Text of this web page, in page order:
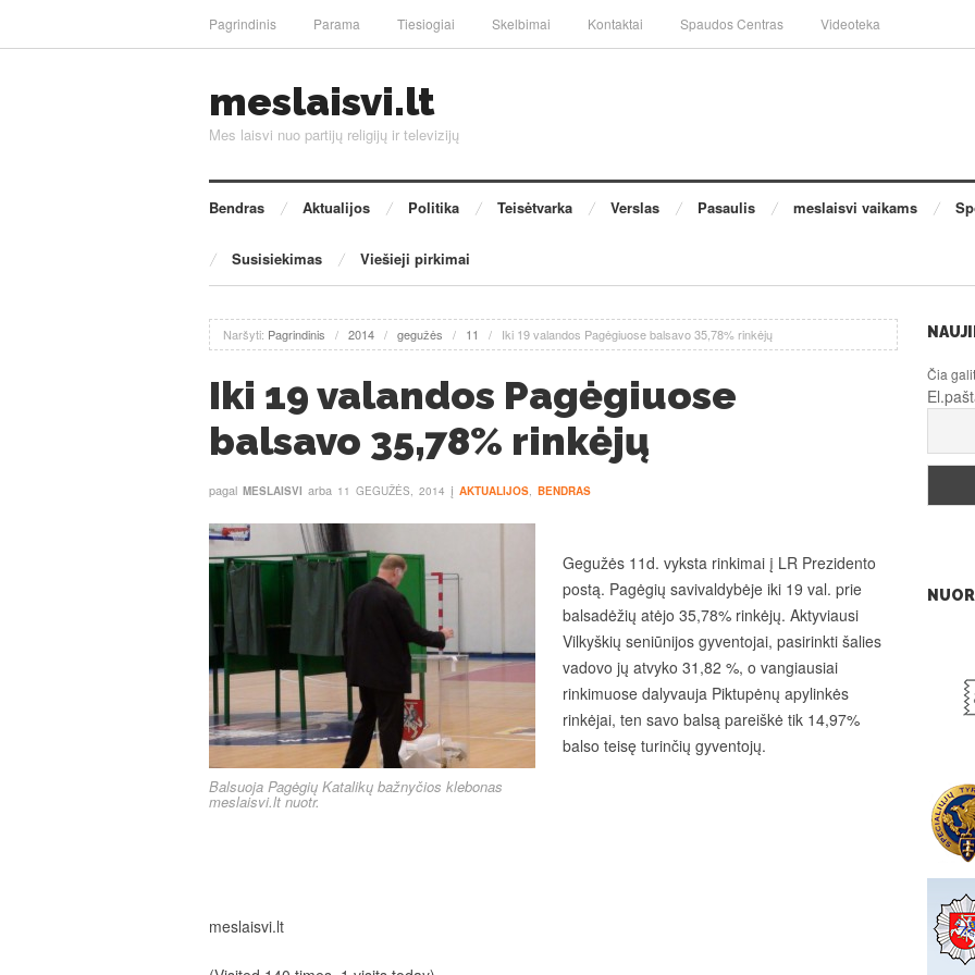
Pagrindinis Parama Tiesiogiai Skelbimai Kontaktai Spaudos Centras Videoteka
meslaisvi.lt
Mes laisvi nuo partijų religijų ir televizijų
Bendras Aktualijos Politika Teisėtvarka Verslas Pasaulis meslaisvi vaikams
Susisiekimas Viešieji pirkimai
Naršyti: Pagrindinis / 2014 / gegužės / 11 / Iki 19 valandos Pagėgiuose balsavo 35,78% rinkėjų
Iki 19 valandos Pagėgiuose
balsavo 35,78% rinkėjų
pagal MESLAISVI arba 11 GEGUŽĖS, 2014 į AKTUALIJOS, BENDRAS
Balsuoja Pagėgių Katalikų bažnyčios klebonas
meslaisvi.lt nuotr.
Gegužės 11d. vyksta rinkimai į LR Prezidento
postą. Pagėgių savivaldybėje iki 19 val. prie
balsadėžių atėjo 35,78% rinkėjų. Aktyviausi
Vilkyškių seniūnijos gyventojai, pasirinkti šalies
vadovo jų atvyko 31,82 %, o vangiausiai
rinkimuose dalyvauja Piktupėnų apylinkės
rinkėjai, ten savo balsą pareiškė tik 14,97%
balso teisę turinčių gyventojų.
meslaisvi.lt
Čia